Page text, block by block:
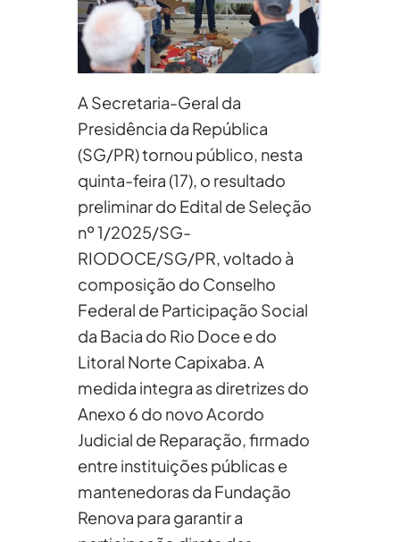
A Secretaria-Geral da
Presidência da República
(SG/PR) tornou público, nesta
quinta-feira (17), o resultado
preliminar do Edital de Seleção
nº 1/2025/SG-
RIODOCE/SG/PR, voltado à
composição do Conselho
Federal de Participação Social
da Bacia do Rio Doce e do
Litoral Norte Capixaba. A
medida integra as diretrizes do
Anexo 6 do novo Acordo
Judicial de Reparação, firmado
entre instituições públicas e
mantenedoras da Fundação
Renova para garantir a